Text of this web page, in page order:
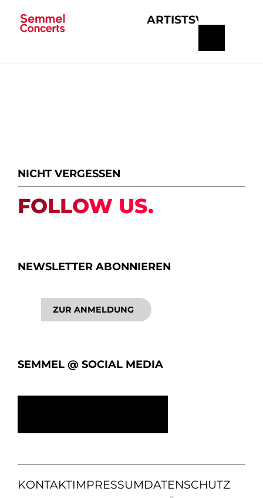
ARTISTS
NICHT VERGESSEN
FOLLOW US.
NEWSLETTER ABONNIEREN
ZUR ANMELDUNG
SEMMEL @ SOCIAL MEDIA
KONTAKTIMPRESSUMDATENSCHUTZ